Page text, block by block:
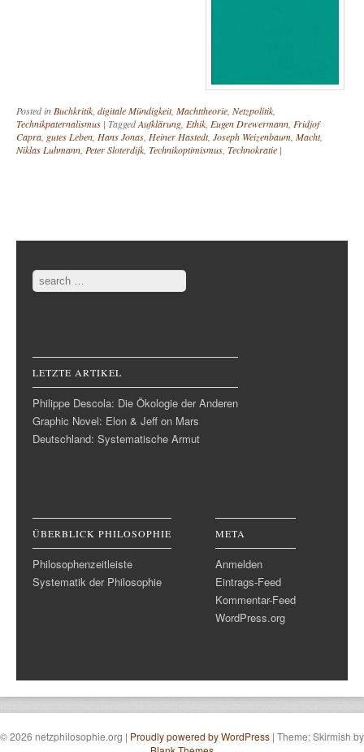
Posted inBuchkritik, digitale Mündigkeit, Machttheorie, Netzpolitik,
Technikpaternalismus | TaggedAufklärung, Ethik, Eugen Drewermann, Fridjof
Capra, gutes Leben, Hans Jonas, Heiner Hastedt, Joseph Weizenbaum, Macht,
Niklas Luhmann, Peter Sloterdijk, Technikoptimismus, Technokratie |
Post navigation
Search
LETZTE ARTIKEL
Philippe Descola: Die Ökologie der Anderen
Graphic Novel: Elon & Jeff on Mars
Deutschland: Systematische Armut
ÜBERBLICK PHILOSOPHIE
Philosophenzeitleiste
Systematik der Philosophie
META
Anmelden
Eintrags-Feed
Kommentar-Feed
WordPress.org
© 2026 netzphilosophie.org | Proudly powered by WordPress | Theme: Skirmish by